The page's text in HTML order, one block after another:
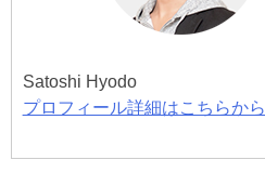
Satoshi Hyodo
プロフィール詳細はこちらから